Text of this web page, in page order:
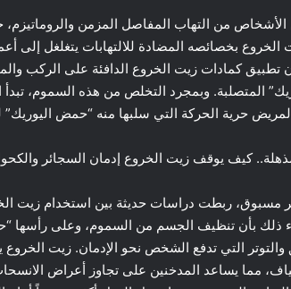
الأشخاص من التهاب المفاصل المزمن
الخروع بخصائصه المضادة للالتهابات يتغلغل إلى
تطبيق كمادات زيت الخروع الدافئة على الركب
المتصلبة. وبمجرد التخلص من هذه السموم، تبدأ
المريض حرية الحركة التي سلبها منه “حمض
كيف يوقف زيت الخروع إدمان السجائر
مسبوق، ربطت دراسات حديثة بين استخدام زيت
ذلك بأن تنظيف الجسم من السموم، وعلى رأسها
والتوتر التي تدفع الشخص نحو الإدمان. زيت
مما يساعد المدخنين على تجاوز أعراض